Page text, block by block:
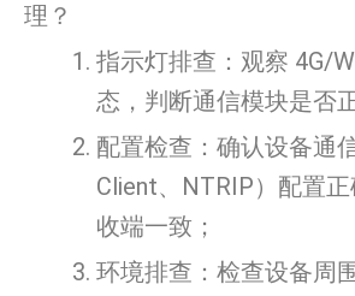
理？
指示灯排查：观察 4G/
态，判断通信模块是否
配置检查：确认设备通
Client、NTRIP）配置
收端一致；
环境排查：检查设备周